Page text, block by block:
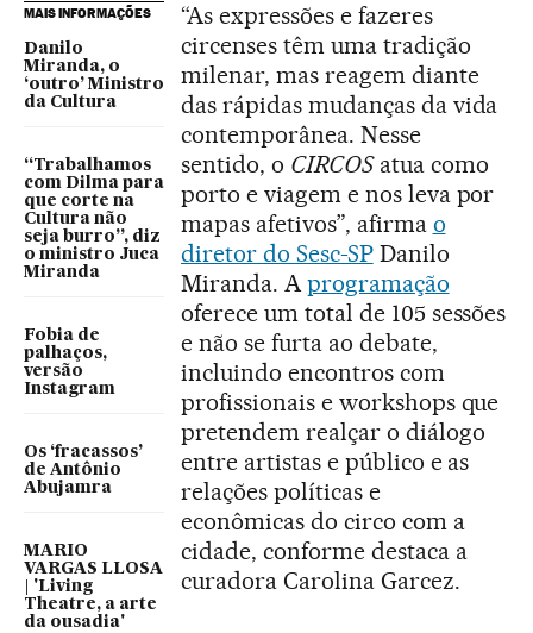
MAIS INFORMAÇÕES
Danilo
Miranda, o
‘outro’ Ministro
da Cultura
“Trabalhamos
com Dilma para
que corte na
Cultura não
seja burro”, diz
o ministro Juca
Miranda
Fobia de
palhaços,
versão
Instagram
Os ‘fracassos’
de Antônio
Abujamra
MARIO
VARGAS LLOSA
| 'Living
Theatre, a arte
da ousadia'
“As expressões e fazeres
circenses têm uma tradição
milenar, mas reagem diante
das rápidas mudanças da vida
contemporânea. Nesse
sentido, o CIRCOSatua como
porto e viagem e nos leva por
mapas afetivos”, afirma o
diretor do Sesc-SPDanilo
Miranda. Aprogramação
oferece um total de 105 sessões
e não se furta ao debate,
incluindo encontros com
profissionais e workshops que
pretendem realçar o diálogo
entre artistas e público e as
relações políticas e
econômicas do circo com a
cidade, conforme destaca a
curadora Carolina Garcez.